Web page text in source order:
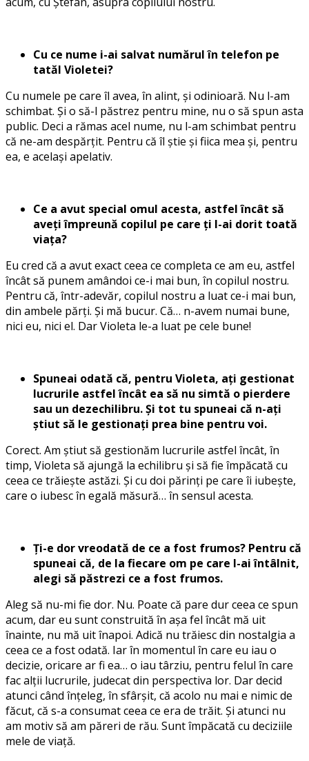
Cu ce nume i-ai salvat numărul în telefon pe
tatăl Violetei?
Cu numele pe care îl avea, în alint, și odinioară. Nu l-am
schimbat. Și o să-l păstrez pentru mine, nu o să spun asta
public. Deci a rămas acel nume, nu l-am schimbat pentru
că ne-am despărțit. Pentru că îl știe și fiica mea și, pentru
ea, e același apelativ.
Ce a avut special omul acesta, astfel încât să
aveți împreună copilul pe care ți l-ai dorit toată
viața?
Eu cred că a avut exact ceea ce completa ce am eu, astfel
încât să punem amândoi ce-i mai bun, în copilul nostru.
Pentru că, într-adevăr, copilul nostru a luat ce-i mai bun,
din ambele părți. Și mă bucur. Că… n-avem numai bune,
nici eu, nici el. Dar Violeta le-a luat pe cele bune!
Spuneai odată că, pentru Violeta, ați gestionat
lucrurile astfel încât ea să nu simtă o pierdere
sau un dezechilibru. Și tot tu spuneai că n-ați
știut să le gestionați prea bine pentru voi.
Corect. Am știut să gestionăm lucrurile astfel încât, în
timp, Violeta să ajungă la echilibru și să fie împăcată cu
ceea ce trăiește astăzi. Și cu doi părinți pe care îi iubește,
care o iubesc în egală măsură… în sensul acesta.
Ți-e dor vreodată de ce a fost frumos? Pentru că
spuneai că, de la fiecare om pe care l-ai întâlnit,
alegi să păstrezi ce a fost frumos.
Aleg să nu-mi fie dor. Nu. Poate că pare dur ceea ce spun
acum, dar eu sunt construită în așa fel încât mă uit
înainte, nu mă uit înapoi. Adică nu trăiesc din nostalgia a
ceea ce a fost odată. Iar în momentul în care eu iau o
decizie, oricare ar fi ea… o iau târziu, pentru felul în care
fac alții lucrurile, judecat din perspectiva lor. Dar decid
atunci când înțeleg, în sfârșit, că acolo nu mai e nimic de
făcut, că s-a consumat ceea ce era de trăit. Și atunci nu
am motiv să am păreri de rău. Sunt împăcată cu deciziile
mele de viață.